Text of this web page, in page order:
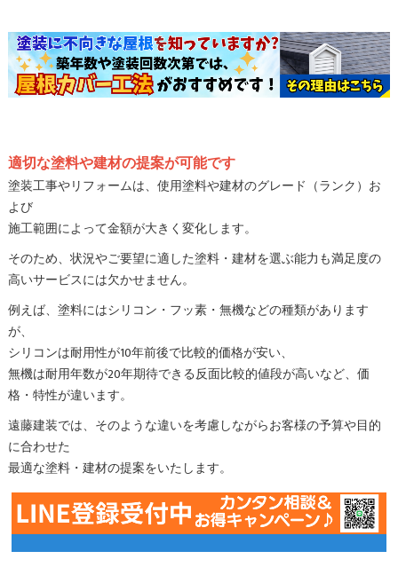
適切な塗料や建材の提案が可能です
塗装工事やリフォームは、使用塗料や建材のグレード（ランク）お
よび
施工範囲によって金額が大きく変化します。
そのため、状況やご要望に適した塗料・建材を選ぶ能力も満足度の
高いサービスには欠かせません。
例えば、塗料にはシリコン・フッ素・無機などの種類があります
が、
シリコンは耐用性が10年前後で比較的価格が安い、
無機は耐用年数が20年期待できる反面比較的値段が高いなど、価
格・特性が違います。
遠藤建装では、そのような違いを考慮しながらお客様の予算や目的
に合わせた
最適な塗料・建材の提案をいたします。